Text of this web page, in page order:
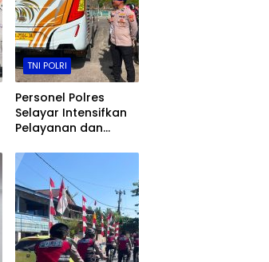
TNI POLRI
Personel Polres
Selayar Intensifkan
Pelayanan dan
Jalan, Kawasan
Aktivitas
Masyarakat, hingga
Pelabuhan